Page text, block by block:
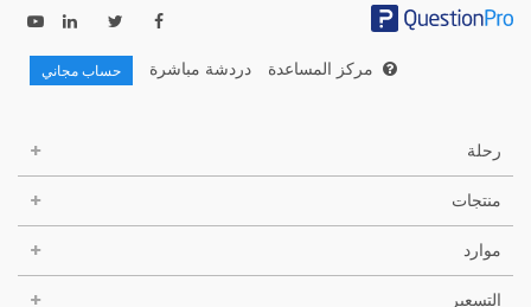
مركز المساعدة دردشة مباشرة حساب مجاني
رحلة
منتجات
موارد
التسعير